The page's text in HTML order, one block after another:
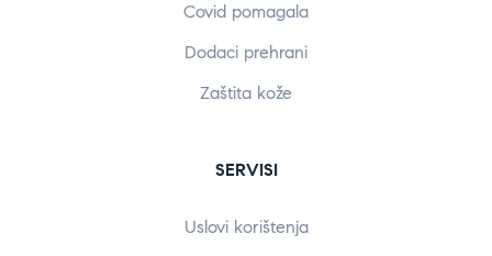
Covid pomagala
Dodaci prehrani
Zaštita kože
SERVISI
Uslovi korištenja